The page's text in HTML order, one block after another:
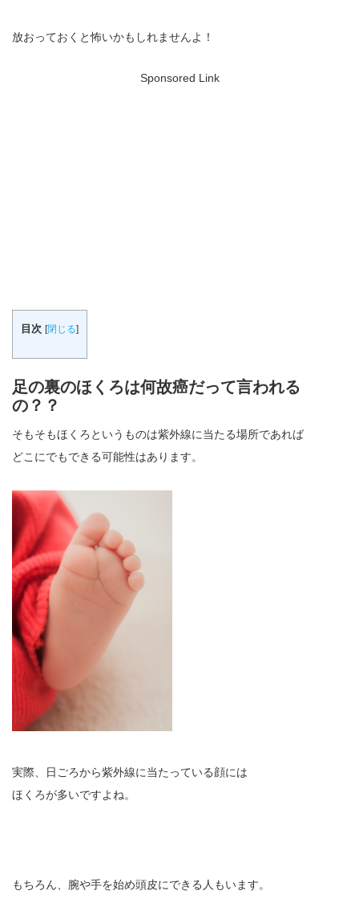
放おっておくと怖いかもしれませんよ！
Sponsored Link
目次 [閉じる]
足の裏のほくろは何故癌だって言われる
の？？
そもそもほくろというものは紫外線に当たる場所であれば
どこにでもできる可能性はあります。
実際、日ごろから紫外線に当たっている顔には
ほくろが多いですよね。
もちろん、腕や手を始め頭皮にできる人もいます。